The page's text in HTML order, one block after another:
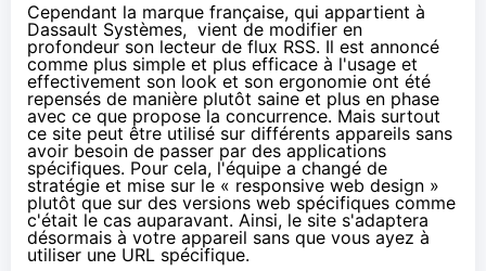
Cependant la marque française, qui appartient à
Dassault Systèmes, vient de modifier en
profondeur son lecteur de flux RSS. Il est annoncé
comme plus simple et plus efficace à l'usage et
effectivement son look et son ergonomie ont été
repensés de manière plutôt saine et plus en phase
avec ce que propose la concurrence. Mais surtout
ce site peut être utilisé sur différents appareils sans
avoir besoin de passer par des applications
spécifiques. Pour cela, l'équipe a changé de
stratégie et mise sur le « responsive web design »
plutôt que sur des versions web spécifiques comme
c'était le cas auparavant. Ainsi, le site s'adaptera
désormais à votre appareil sans que vous ayez à
utiliser une URL spécifique.